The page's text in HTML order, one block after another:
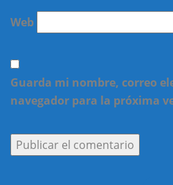
Web
Guarda mi nombre, correo
navegador para la próxima